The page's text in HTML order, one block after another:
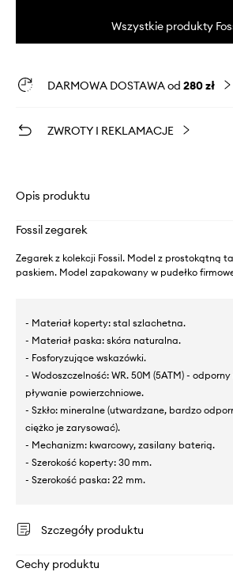
Wszystkie produkty
DARMOWA DOSTAWA od 280 zł
ZWROTY I REKLAMACJE
Opis produktu
Fossil zegarek
Zegarek z kolekcji Fossil. Model z prostokątną
paskiem. Model zapakowany w pudełko
- Materiał koperty: stal szlachetna.
- Materiał paska: skóra naturalna.
- Fosforyzujące wskazówki.
- Wodoszczelność: WR. 50M (5ATM) -
pływanie powierzchniowe.
- Szkło: mineralne (utwardzane, bardzo
ciężko je zarysować).
- Mechanizm: kwarcowy, zasilany baterią.
- Szerokość koperty: 30 mm.
- Szerokość paska: 22 mm.
Szczegóły produktu
Cechy produktu